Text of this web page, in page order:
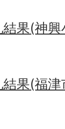
果(神
果(福